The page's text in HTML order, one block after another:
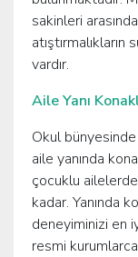
sakinleri
vardır.
Aile Yanı
Okul
aile yanında
çocuklu
kadar. Yanında
deneyiminizi en
resmi